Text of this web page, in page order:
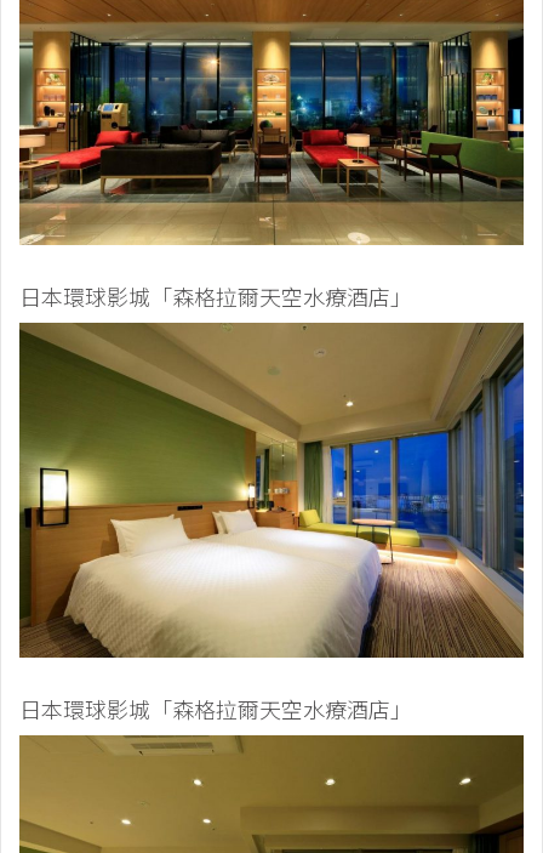
日本環球影城「森格拉爾天空水療酒店」
日本環球影城「森格拉爾天空水療酒店」